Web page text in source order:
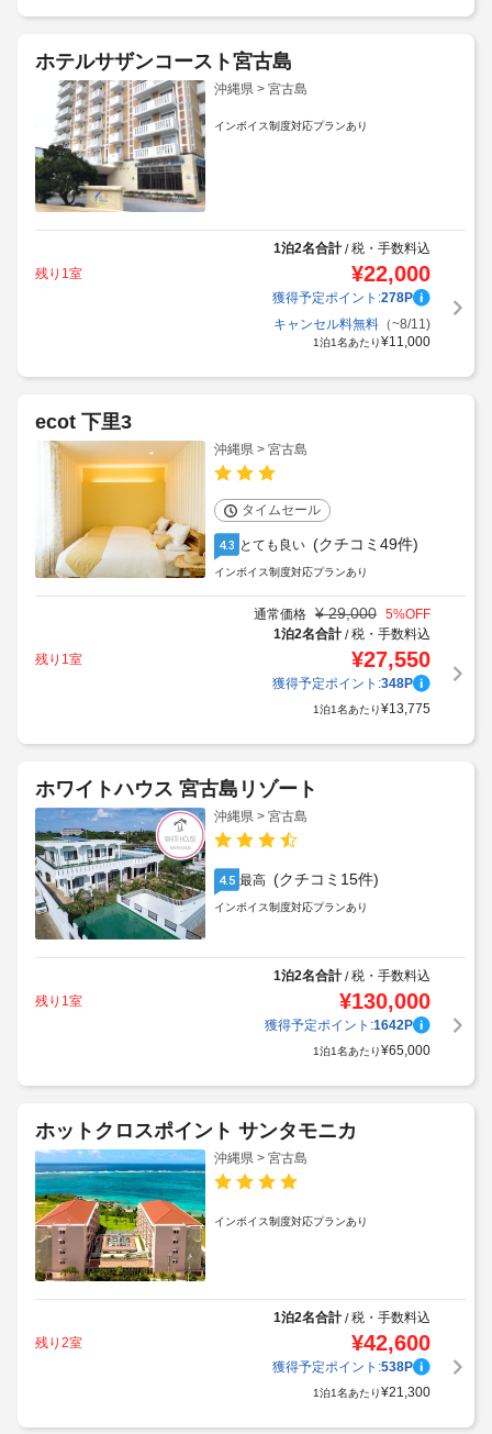
ホテルサザンコースト宮古島
沖縄県 > 宮古島
インボイス制度対応プランあり
1泊2名合計/税・手数料込
残り1室
¥22,000
獲得予定ポイント:278P
キャンセル料無料（~8/11)
1泊1名あたり¥11,000
ecot 下里3
沖縄県 > 宮古島
タイムセール
4.3 とても良い (クチコミ49件)
インボイス制度対応プランあり
通常価格 ¥ 29,000 5%OFF
1泊2名合計/税・手数料込
残り1室
¥27,550
獲得予定ポイント:348P
1泊1名あたり¥13,775
ホワイトハウス 宮古島リゾート
沖縄県 > 宮古島
4.5 最高 (クチコミ15件)
インボイス制度対応プランあり
1泊2名合計/税・手数料込
残り1室
¥130,000
獲得予定ポイント:1642P
1泊1名あたり¥65,000
ホットクロスポイント サンタモニカ
沖縄県 > 宮古島
インボイス制度対応プランあり
1泊2名合計/税・手数料込
残り2室
¥42,600
獲得予定ポイント:538P
1泊1名あたり¥21,300